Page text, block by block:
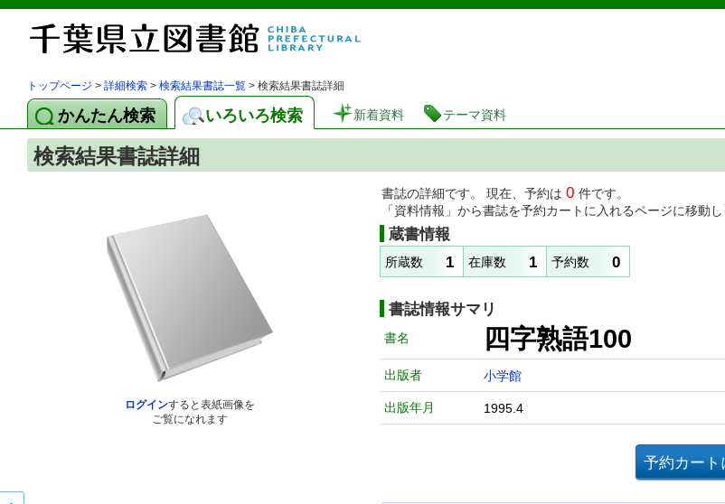
図書館 蔵書検索・予約システム
トップページ > 詳細検索 > 検索結果書誌一覧 > 検索結果書誌詳細
かんたん検索 いろいろ検索 新着資料 テーマ資料
検索結果書誌詳細
ログインすると表紙画像を
ご覧になれます
書誌の詳細です。 現在、予約は 0 件です。
「資料情報」から書誌を予約カートに入れるページに移動し
蔵書情報
所蔵数 1 在庫数 1 予約数 0
書誌情報サマリ
書名 四字熟語100
出版者 小学館
出版年月 1995.4